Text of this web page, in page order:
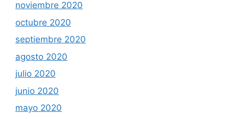
noviembre 2020
octubre 2020
septiembre 2020
agosto 2020
julio 2020
junio 2020
mayo 2020